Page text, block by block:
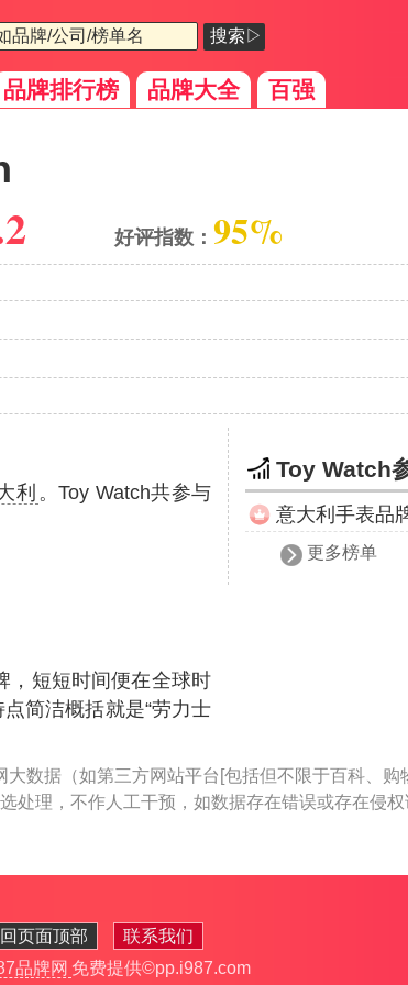
搜索▷
品牌排行榜 品牌大全 百强
好评指数： 95%
利 。Toy Watch共参与
，短短时间便在全球时
简洁概括就是“劳力士
Toy Watch
意大利手表品
更多榜单
大数据（如第三方网站平台[包括但不限于百科、购
处理，不作人工干预，如数据存在错误或存在侵
页面顶部
联系我们
品牌网 免费提供©pp.i987.com